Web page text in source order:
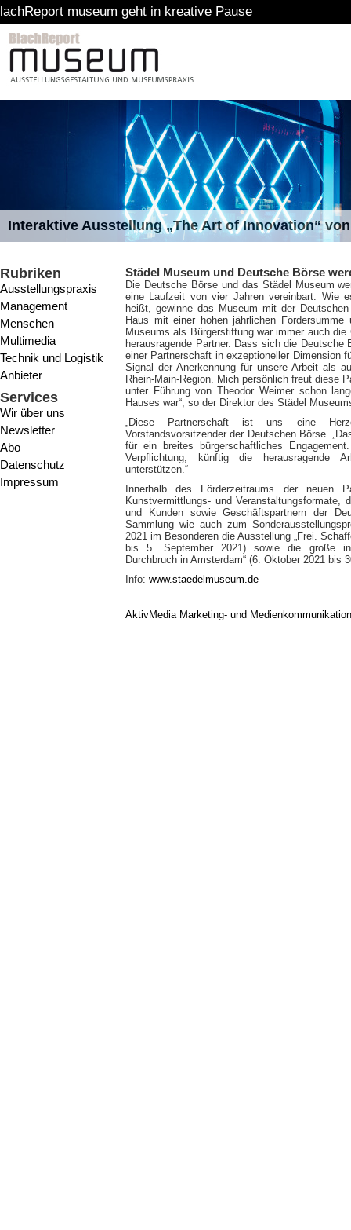
geht in kreative Pause
Interaktive Ausstellung „The Art of Innovation“
Rubriken
Ausstellungspraxis
Management
Menschen
Multimedia
Technik und Logistik
Anbieter
Services
Wir über uns
Newsletter
Abo
Datenschutz
Impressum
Städel Museum und Deutsche Börse
Die Deutsche Börse und das Städel Museum
eine Laufzeit von vier Jahren vereinbart. Wie
heißt, gewinne das Museum mit der
Haus mit einer hohen jährlichen
Museums als Bürgerstiftung war immer auch
herausragende Partner. Dass sich die
einer Partnerschaft in exzeptioneller Dimension
Signal der Anerkennung für unsere Arbeit als
Rhein-Main-Region. Mich persönlich freut diese
unter Führung von Theodor Weimer schon
Hauses war“, so der Direktor des Städel
„Diese Partnerschaft ist uns eine
Vorstandsvorsitzender der Deutschen Börse.
für ein breites bürgerschaftliches
Verpflichtung, künftig die herausragende
unterstützen.“
Innerhalb des Förderzeitraums der neuen
Kunstvermittlungs- und Veranstaltungsformate,
und Kunden sowie Geschäftspartnern der
Sammlung wie auch zum
2021 im Besonderen die Ausstellung „Frei.
bis 5. September 2021) sowie die große
Durchbruch in Amsterdam“ (6. Oktober 2021 bis
Info: www.staedelmuseum.de
AktivMedia Marketing- und